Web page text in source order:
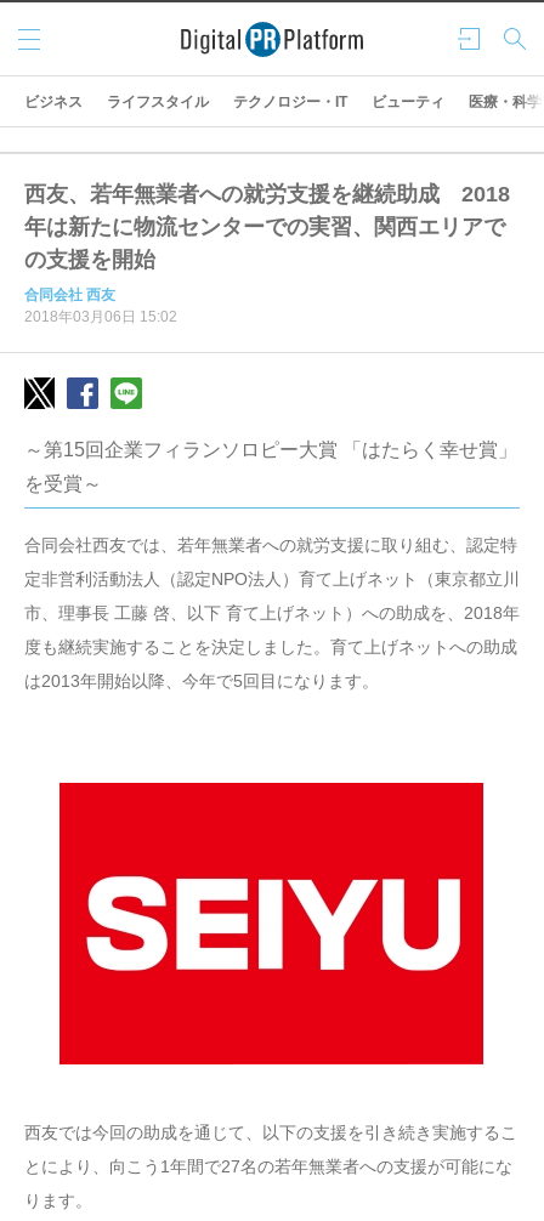
ログ
イン
検索
メニ
ュー
ビジネス ライフスタイル テクノロジー・IT ビューティ 医療・科学
西友、若年無業者への就労支援を継続助成 2018
年は新たに物流センターでの実習、関西エリアで
の支援を開始
合同会社 西友
2018年03月06日 15:02
～第15回企業フィランソロピー大賞 「はたらく幸せ賞」
を受賞～
合同会社西友では、若年無業者への就労支援に取り組む、認定特
定非営利活動法人（認定NPO法人）育て上げネット（東京都立川
市、理事長 工藤 啓、以下 育て上げネット）への助成を、2018年
度も継続実施することを決定しました。育て上げネットへの助成
は2013年開始以降、今年で5回目になります。
西友では今回の助成を通じて、以下の支援を引き続き実施するこ
とにより、向こう1年間で27名の若年無業者への支援が可能にな
ります。